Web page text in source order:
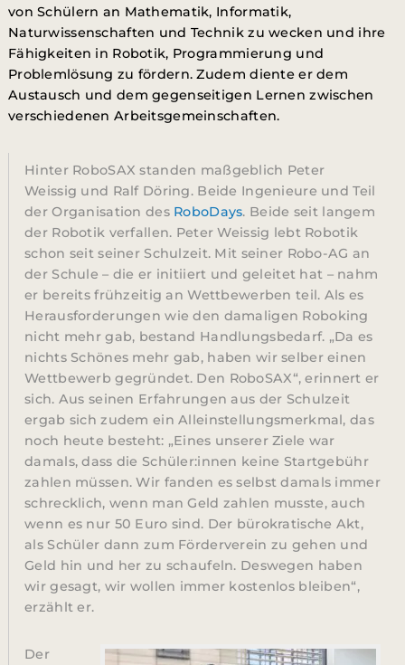
von Schülern an Mathematik, Informatik,
Naturwissenschaften und Technik zu wecken und ihre
Fähigkeiten in Robotik, Programmierung und
Problemlösung zu fördern. Zudem diente er dem
Austausch und dem gegenseitigen Lernen zwischen
verschiedenen Arbeitsgemeinschaften.
Hinter RoboSAX standen maßgeblich Peter
Weissig und Ralf Döring. Beide Ingenieure und Teil
der Organisation des RoboDays. Beide seit langem
der Robotik verfallen. Peter Weissig lebt Robotik
schon seit seiner Schulzeit. Mit seiner Robo-AG an
der Schule – die er initiiert und geleitet hat – nahm
er bereits frühzeitig an Wettbewerben teil. Als es
Herausforderungen wie den damaligen Roboking
nicht mehr gab, bestand Handlungsbedarf. „Da es
nichts Schönes mehr gab, haben wir selber einen
Wettbewerb gegründet. Den RoboSAX“, erinnert er
sich. Aus seinen Erfahrungen aus der Schulzeit
ergab sich zudem ein Alleinstellungsmerkmal, das
noch heute besteht: „Eines unserer Ziele war
damals, dass die Schüler:innen keine Startgebühr
zahlen müssen. Wir fanden es selbst damals immer
schrecklich, wenn man Geld zahlen musste, auch
wenn es nur 50 Euro sind. Der bürokratische Akt,
als Schüler dann zum Förderverein zu gehen und
Geld hin und her zu schaufeln. Deswegen haben
wir gesagt, wir wollen immer kostenlos bleiben“,
erzählt er.
Der